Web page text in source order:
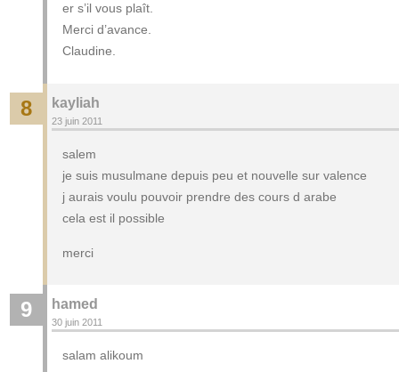
er s’il vous plaît.
Merci d’avance.
Claudine.
8 kayliah
23 juin 2011
salem
je suis musulmane depuis peu et nouvelle sur valence
j aurais voulu pouvoir prendre des cours d arabe
cela est il possible
merci
9 hamed
30 juin 2011
salam alikoum